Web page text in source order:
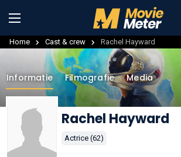
Home Cast & crew Rachel Hayward
Informatie Filmografie Media
Rachel Hayward
Actrice (62)